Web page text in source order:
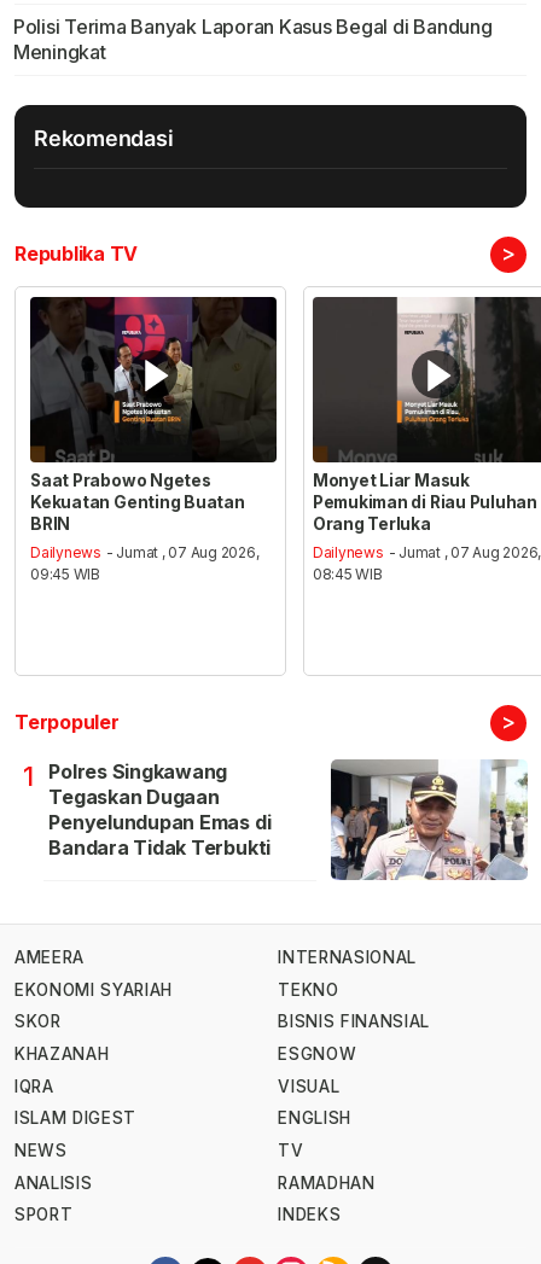
Polisi Terima Banyak Laporan Kasus Begal di Bandung
Meningkat
Rekomendasi
Republika TV >
Saat Prabowo Ngetes
Kekuatan Genting Buatan
BRIN
Dailynews - Jumat , 07 Aug 2026,
09:45 WIB
Monyet Liar Masuk
Pemukiman di Riau Puluhan
Orang Terluka
Dailynews - Jumat , 07 Aug 2026,
08:45 WIB
Terpopuler >
1
Polres Singkawang
Tegaskan Dugaan
Penyelundupan Emas di
Bandara Tidak Terbukti
AMEERA
EKONOMI SYARIAH
SKOR
KHAZANAH
IQRA
ISLAM DIGEST
NEWS
ANALISIS
SPORT
INTERNASIONAL
TEKNO
BISNIS FINANSIAL
ESGNOW
VISUAL
ENGLISH
TV
RAMADHAN
INDEKS